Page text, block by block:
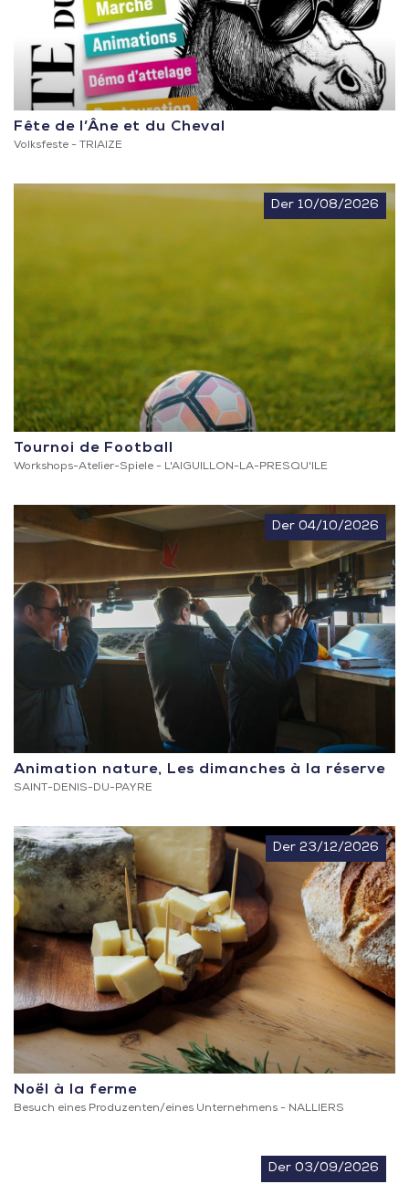
Fête de l’Âne et du Cheval
Volksfeste - TRIAIZE
Der 10/08/2026
Tournoi de Football
Workshops-Atelier-Spiele - L'AIGUILLON-LA-PRESQU'ILE
Der 04/10/2026
Animation nature, Les dimanches à la réserve
SAINT-DENIS-DU-PAYRE
Der 23/12/2026
Noël à la ferme
Besuch eines Produzenten/eines Unternehmens - NALLIERS
Der 03/09/2026